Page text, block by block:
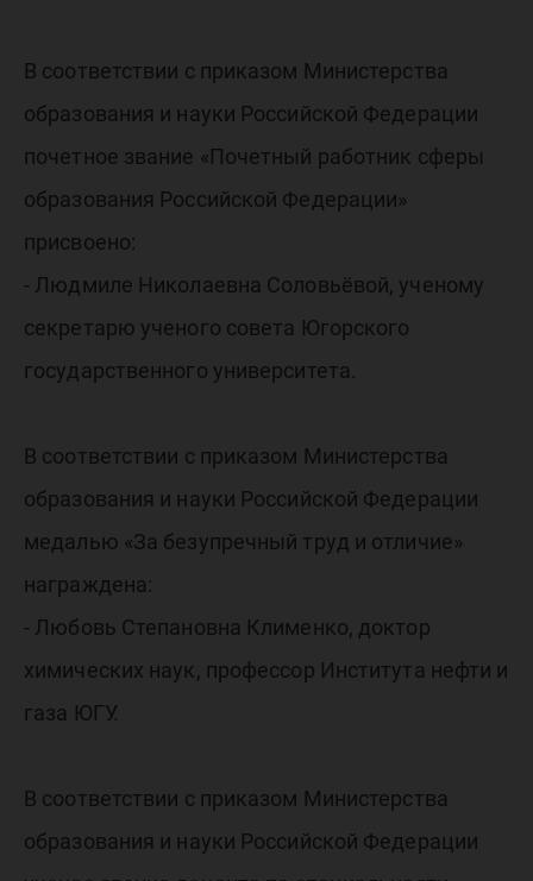
В соответствии с приказом Министерства
образования и науки Российской Федерации
почетное звание «Почетный работник сферы
образования Российской Федерации»
присвоено:
- Людмиле Николаевна Соловьёвой, ученому
секретарю ученого совета Югорского
государственного университета.
В соответствии с приказом Министерства
образования и науки Российской Федерации
медалью «За безупречный труд и отличие»
награждена:
- Любовь Степановна Клименко, доктор
химических наук, профессор Института нефти и
газа ЮГУ.
В соответствии с приказом Министерства
образования и науки Российской Федерации